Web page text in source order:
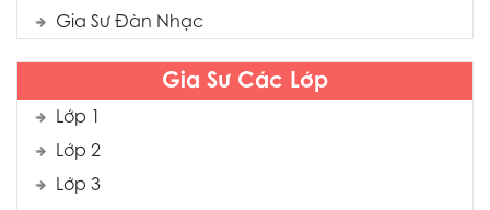
Gia Sư Đàn Nhạc
Gia Sư Các Lớp
Lớp 1
Lớp 2
Lớp 3